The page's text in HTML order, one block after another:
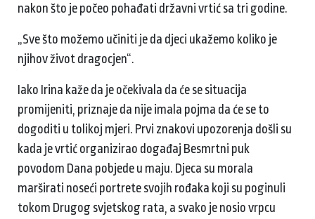
nakon što je počeo pohađati državni vrtić sa tri godine.
„Sve što možemo učiniti je da djeci ukažemo koliko je
njihov život dragocjen“.
Iako Irina kaže da je očekivala da će se situacija
promijeniti, priznaje da nije imala pojma da će se to
dogoditi u tolikoj mjeri. Prvi znakovi upozorenja došli su
kada je vrtić organizirao događaj Besmrtni puk
povodom Dana pobjede u maju. Djeca su morala
marširati noseći portrete svojih rođaka koji su poginuli
tokom Drugog svjetskog rata, a svako je nosio vrpcu